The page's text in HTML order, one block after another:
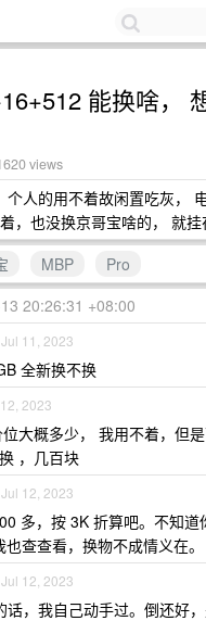
能换啥，
views
人的用不着故闲置吃灰，
，也没换京哥宝啥的， 就
MBP
Pro
20:26:31 +08:00
Jul 11, 2023
全新换不换
2023
大概多少， 我用不着，但
，几百块
Jul 12, 2023
多，按 3K 折算吧。不知道
查查看，换物不成情义在。
Jul 12, 2023
话，我自己动手过。倒还好